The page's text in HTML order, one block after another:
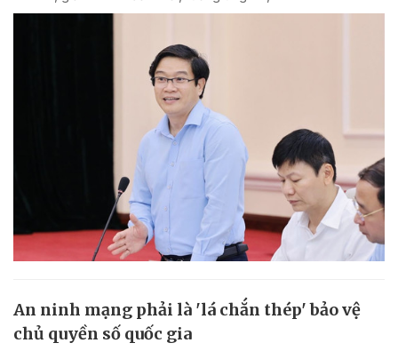
An ninh mạng phải là 'lá chắn thép' bảo vệ
chủ quyền số quốc gia